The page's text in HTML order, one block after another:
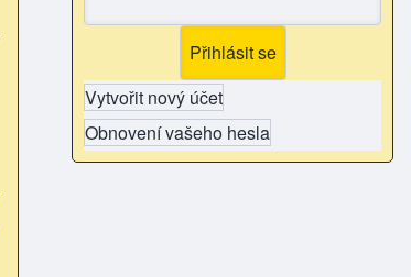
Vytvořit nový účet
Obnovení vašeho hesla